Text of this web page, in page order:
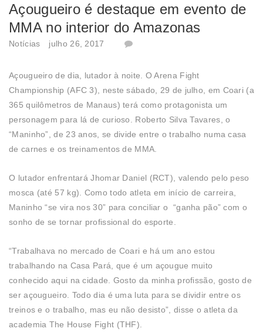
Açougueiro é destaque em evento de
MMA no interior do Amazonas
Notícias julho 26, 2017
Açougueiro de dia, lutador à noite. O Arena Fight
Championship (AFC 3), neste sábado, 29 de julho, em Coari (a
365 quilômetros de Manaus) terá como protagonista um
personagem para lá de curioso. Roberto Silva Tavares, o
“Maninho”, de 23 anos, se divide entre o trabalho numa casa
de carnes e os treinamentos de MMA.
O lutador enfrentará Jhomar Daniel (RCT), valendo pelo peso
mosca (até 57 kg). Como todo atleta em início de carreira,
Maninho “se vira nos 30” para conciliar o “ganha pão” com o
sonho de se tornar profissional do esporte.
“Trabalhava no mercado de Coari e há um ano estou
trabalhando na Casa Pará, que é um açougue muito
conhecido aqui na cidade. Gosto da minha profissão, gosto de
ser açougueiro. Todo dia é uma luta para se dividir entre os
treinos e o trabalho, mas eu não desisto”, disse o atleta da
academia The House Fight (THF).